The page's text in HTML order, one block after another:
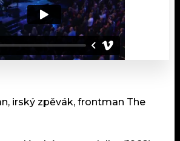
irský zpěvák, frontman The